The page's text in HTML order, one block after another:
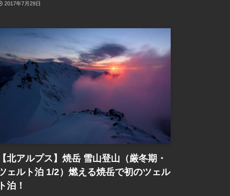
2017年7月29日
【北アルプス】焼岳 雪山登山（厳冬期・
ェルト泊 1/2）燃える焼岳で初のツェル
ト泊！